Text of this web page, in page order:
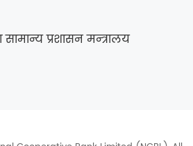
प्रशासन मन्त्रालय